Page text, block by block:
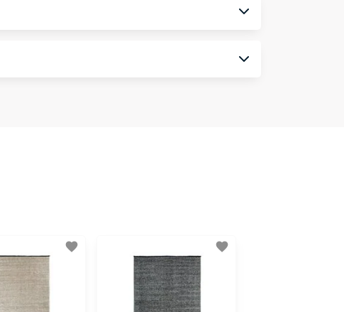
favorite favorite